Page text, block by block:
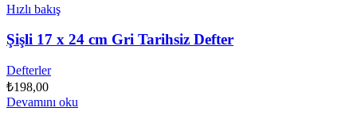
Hızlı bakış
Şişli 17 x 24 cm Gri Tarihsiz Defter
Defterler
₺198,00
Devamını oku